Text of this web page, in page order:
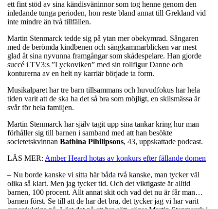
ett fint stöd av sina kändisväninnor som tog henne genom den
inledande tunga perioden, hon reste bland annat till Grekland vid
inte mindre än två tillfällen.
Martin Stenmarck tedde sig på ytan mer obekymrad. Sångaren
med de berömda kindbenen och sängkammarblicken var mest
glad åt sina nyvunna framgångar som skådespelare. Han gjorde
succé i TV3:s ”Lyckoviken” med sin rollfigur Danne och
konturerna av en helt ny karriär började ta form.
Musikalparet har tre barn tillsammans och huvudfokus har hela
tiden varit att de ska ha det så bra som möjligt, en skilsmässa är
svår för hela familjen.
Martin Stenmarck har själv tagit upp sina tankar kring hur man
förhåller sig till barnen i samband med att han besökte
societetskvinnan Bathina Pihilipsons, 43, uppskattade podcast.
LÄS MER: Amber Heard hotas av konkurs efter fällande domen
– Nu borde kanske vi sitta här båda två kanske, man tycker väl
olika så klart. Men jag tycker tid. Och det viktigaste är alltid
barnen, 100 procent. Allt annat skit och vad det nu är får man…
barnen först. Se till att de har det bra, det tycker jag vi har varit